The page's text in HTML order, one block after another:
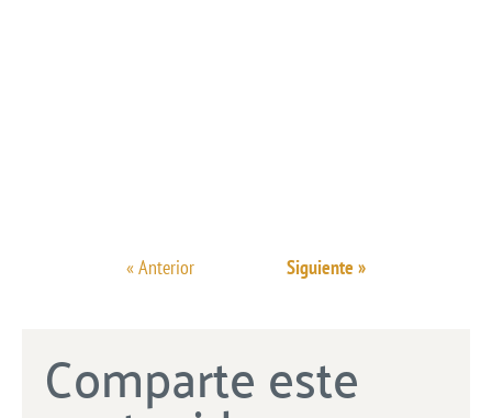
« Anterior Siguiente »
Comparte este